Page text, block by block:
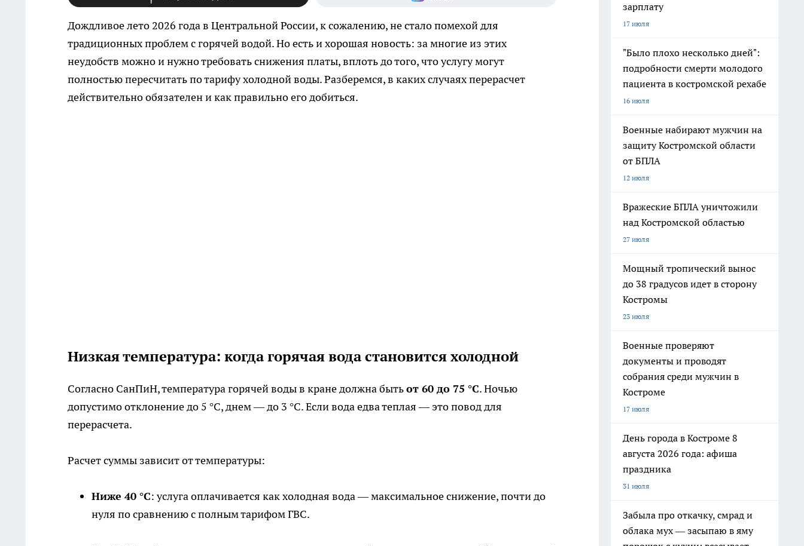
Дождливое лето 2026 года в Центральной России, к сожалению, не стало помехой для
традиционных проблем с горячей водой. Но есть и хорошая новость: за многие из этих
неудобств можно и нужно требовать снижения платы, вплоть до того, что услугу могут
полностью пересчитать по тарифу холодной воды. Разберемся, в каких случаях перерасчет
действительно обязателен и как правильно его добиться.
Низкая температура: когда горячая вода становится холодной
Согласно СанПиН, температура горячей воды в кране должна бытьот 60 до 75 °C. Ночью
допустимо отклонение до 5 °C, днем — до 3 °C. Если вода едва теплая — это повод для
перерасчета.
Расчет суммы зависит от температуры:
Ниже 40 °C: услуга оплачивается как холодная вода — максимальное снижение, почти до
нуля по сравнению с полным тарифом ГВС.
зарплату
17 июля
"Было плохо несколько дней":
подробности смерти молодого
пациента в костромской рехабе
16 июля
Военные набирают мужчин на
защиту Костромской области
от БПЛА
12 июля
Вражеские БПЛА уничтожили
над Костромской областью
27 июля
Мощный тропический вынос
до 38 градусов идет в сторону
Костромы
23 июля
Военные проверяют
документы и проводят
собрания среди мужчин в
Костроме
17 июля
День города в Костроме 8
августа 2026 года: афиша
праздника
31 июля
Забыла про откачку, смрад и
облака мух — засыпаю в яму